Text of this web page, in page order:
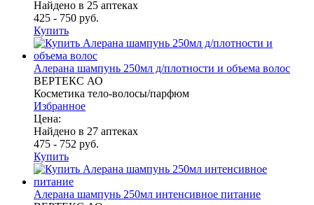
Найдено в 25 аптеках
425 - 750 руб.
Купить
Алерана шампунь 250мл д/плотности и объема волос
ВЕРТЕКС АО
Косметика тело-волосы/парфюм
Избранное
Цена:
Найдено в 27 аптеках
475 - 752 руб.
Купить
Алерана шампунь 250мл интенсивное питание